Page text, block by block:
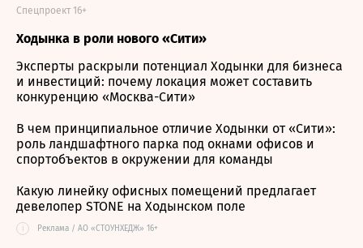
Ходынка в роли нового «Сити»
Спецпроект 16+
Эксперты раскрыли потенциал Ходынки для бизнеса
и инвестиций: почему локация может составить
конкуренцию «Москва-Сити»
В чем принципиальное отличие Ходынки от «Сити»:
роль ландшафтного парка под окнами офисов и
спортобъектов в окружении для команды
Какую линейку офисных помещений предлагает
девелопер STONE на Ходынском поле
i Реклама / АО «СТОУНХЕДЖ» 16+